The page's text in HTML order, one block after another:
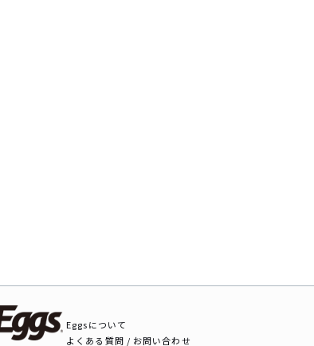
Eggsについて
よくある質問 / お問い合わせ